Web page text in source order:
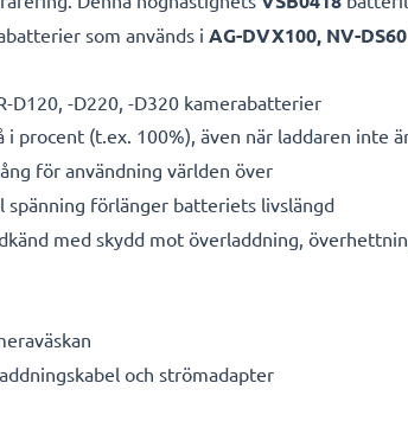
som används i AG-DVX100, NV-DS60
D120, -D220, -D320 kamerabatterier
i procent (t.ex. 100%), även när laddaren inte
för användning världen över
spänning förlänger batteriets livslängd
med skydd mot överladdning,
och strömadapter